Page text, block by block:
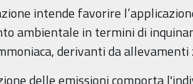
intende favorire
ambientale in termini di
derivanti da
delle emissioni comporta